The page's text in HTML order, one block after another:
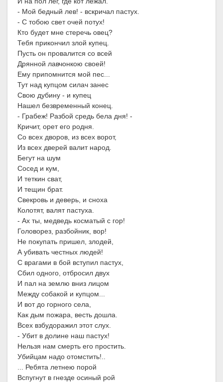
- Мой бедный лев! - вскричал пастух.
- С тобою свет очей потух!
Кто будет мне стеречь овец?
Тебя прикончил злой купец.
Пусть он провалится со всей
Дрянной лавчонкою своей!
Ему припомнится мой пес...
Тут над купцом силач занес
Свою дубину - и купец
Нашел безвременный конец.
- Грабеж! Разбой средь бела дня! -
Кричит, орет его родня.
Со всех дворов, из всех ворот,
Из всех дверей валит народ.
Бегут на шум
Сосед и кум,
И теткин сват,
И тещин брат.
Свекровь и деверь, и сноха
Колотят, валят пастуха.
- Ах ты, медведь косматый с гор!
Головорез, разбойник, вор!
Не покупать пришел, злодей,
А убивать честных людей!
С врагами в бой вступил пастух,
Сбил одного, отбросил двух
И пал на землю вниз лицом
Между собакой и купцом...
И вот до горного села,
Как дым пожара, весть дошла.
Всех взбудоражил этот слух.
- Убит в долине наш пастух!
Нельзя нам смерть его простить.
Убийцам надо отомстить!..
... Ребята летнею порой
Вспугнут в гнезде осиный рой